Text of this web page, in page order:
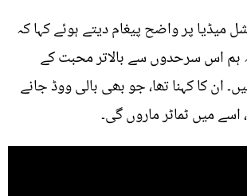
میڈیا پر واضح پیغام دیتے ہوئے کہا کہ
ہم اس سرحدوں سے بالاتر محبت کے
ان کا کہنا تھا، جو بھی بالی ووڈ جانے
میں ٹماٹر ماروں گی۔